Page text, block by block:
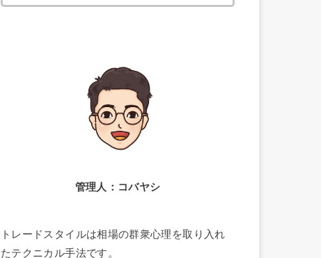
索:
管理人：コバヤシ
トレードスタイルは相場の群衆心理を取り入れ
たテクニカル手法です。